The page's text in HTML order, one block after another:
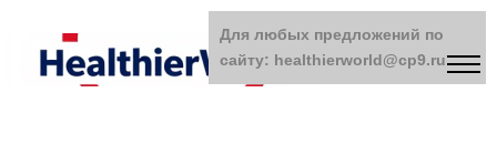
Для любых предложений по
сайту: healthierworld@cp9.ru